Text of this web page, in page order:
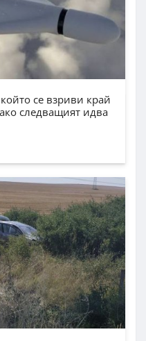
се взриви край
следващият идва